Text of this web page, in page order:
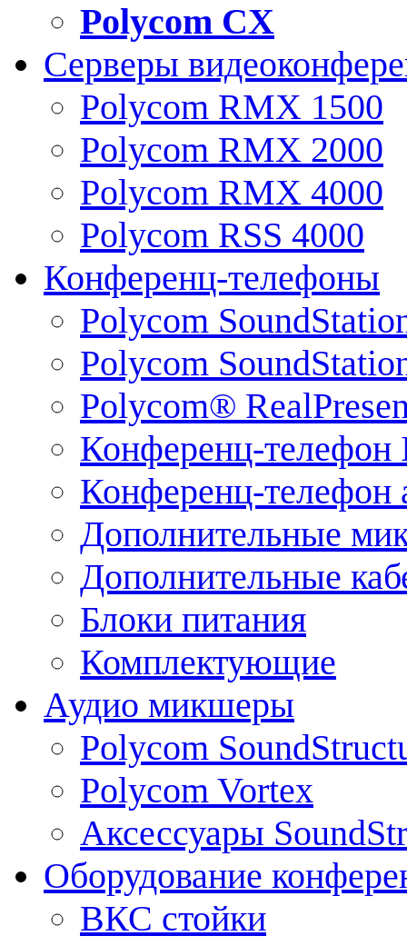
Polycom CX
Серверы
Polycom RMX 1500
Polycom RMX 2000
Polycom RMX 4000
Polycom RSS 4000
Конференц-телефоны
Polycom
Polycom
Polycom®
Конференц-телефон
Конференц-телефон
Дополнительные
Дополнительные
Блоки питания
Комплектующие
Аудио микшеры
Polycom
Polycom Vortex
Аксессуары
Оборудование
ВКС стойки